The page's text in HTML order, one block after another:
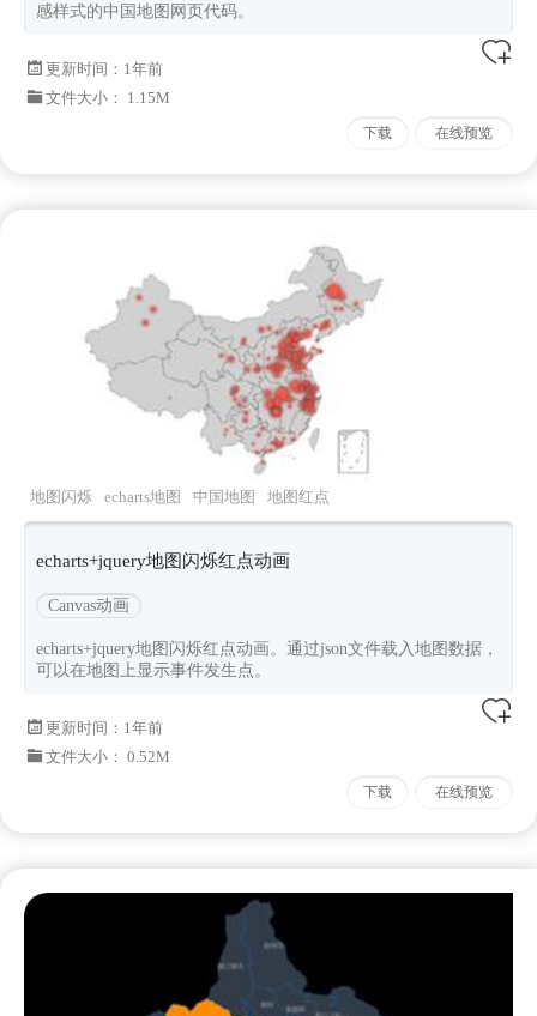
感样式的中国地图网页代码。
更新时间： 1年前
文件大小： 1.15M
下载 在线预览
地图闪烁 echarts地图 中国地图
地图红点
echarts散点
echarts+jquery地图闪烁红点动画
Canvas动画
echarts+jquery地图闪烁红点动画。通过json文件载入地图数据，
可以在地图上显示事件发生点。
更新时间： 1年前
文件大小： 0.52M
下载 在线预览